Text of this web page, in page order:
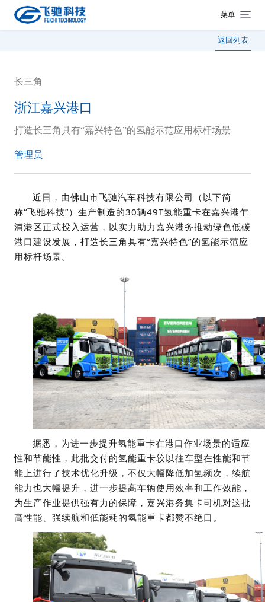
菜单
返回列表
长三角
浙江嘉兴港口
打造长三角具有“嘉兴特色”的氢能示范应用标杆场景
管理员
近日，由佛山市飞驰汽车科技有限公司（以下简
称“飞驰科技”）生产制造的30辆49T氢能重卡在嘉兴港乍
浦港区正式投入运营，以实力助力嘉兴港务推动绿色低碳
港口建设发展，打造长三角具有“嘉兴特色”的氢能示范应
用标杆场景。
据悉，为进一步提升氢能重卡在港口作业场景的适应
性和节能性，此批交付的氢能重卡较以往车型在性能和节
能上进行了技术优化升级，不仅大幅降低加氢频次，续航
能力也大幅提升，进一步提高车辆使用效率和工作效能，
为生产作业提供强有力的保障，嘉兴港务集卡司机对这批
高性能、强续航和低能耗的氢能重卡都赞不绝口。